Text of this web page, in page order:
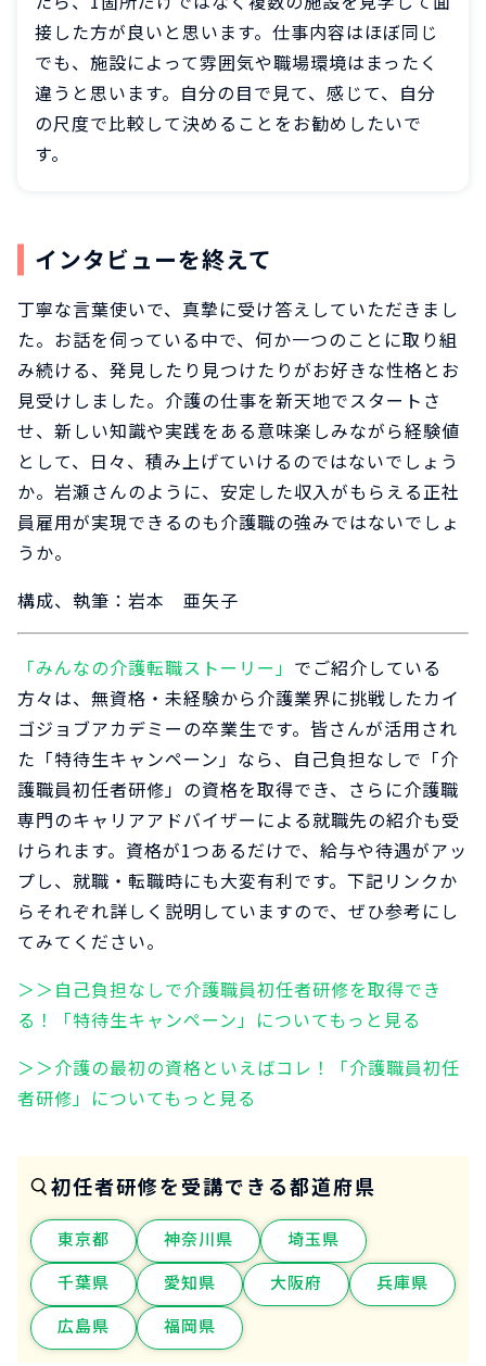
接した方が良いと思います。仕事内容はほぼ同じ
でも、施設によって雰囲気や職場環境はまったく
違うと思います。自分の目で見て、感じて、自分
の尺度で比較して決めることをお勧めしたいで
す。
インタビューを終えて
丁寧な言葉使いで、真摯に受け答えしていただきまし
た。お話を伺っている中で、何か一つのことに取り組
み続ける、発見したり見つけたりがお好きな性格とお
見受けしました。介護の仕事を新天地でスタートさ
せ、新しい知識や実践をある意味楽しみながら経験値
として、日々、積み上げていけるのではないでしょう
か。岩瀬さんのように、安定した収入がもらえる正社
員雇用が実現できるのも介護職の強みではないでしょ
うか。
構成、執筆：岩本 亜矢子
「みんなの介護転職ストーリー」 でご紹介している
方々は、無資格・未経験から介護業界に挑戦したカイ
ゴジョブアカデミーの卒業生です。皆さんが活用され
た「特待生キャンペーン」なら、自己負担なしで「介
護職員初任者研修」の資格を取得でき、さらに介護職
専門のキャリアアドバイザーによる就職先の紹介も受
けられます。資格が1つあるだけで、給与や待遇がアッ
プし、就職・転職時にも大変有利です。下記リンクか
らそれぞれ詳しく説明していますので、ぜひ参考にし
てみてください。
＞＞自己負担なしで介護職員初任者研修を取得でき
る！「特待生キャンペーン」についてもっと見る
＞＞介護の最初の資格といえばコレ！「介護職員初任
者研修」についてもっと見る
初任者研修を受講できる都道府県
東京都 神奈川県
埼玉県
千葉県
愛知県 大阪府
兵庫県
広島県
福岡県